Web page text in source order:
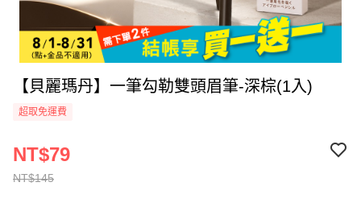
【貝麗瑪丹】一筆勾勒雙頭眉筆-深棕(1入)
超取免運費
NT$145
NT$79